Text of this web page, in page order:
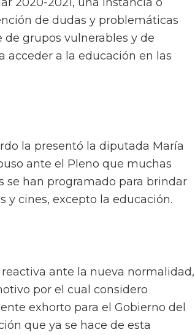
de dudas y problemáticas
grupos vulnerables y de
a la educación en las
la presentó la diputada María
ante el Pleno que muchas
se han programado para brindar
y cines, excepto la educación.
ante la nueva normalidad,
por el cual considero
exhorto para el Gobierno del
que ya se hace de esta